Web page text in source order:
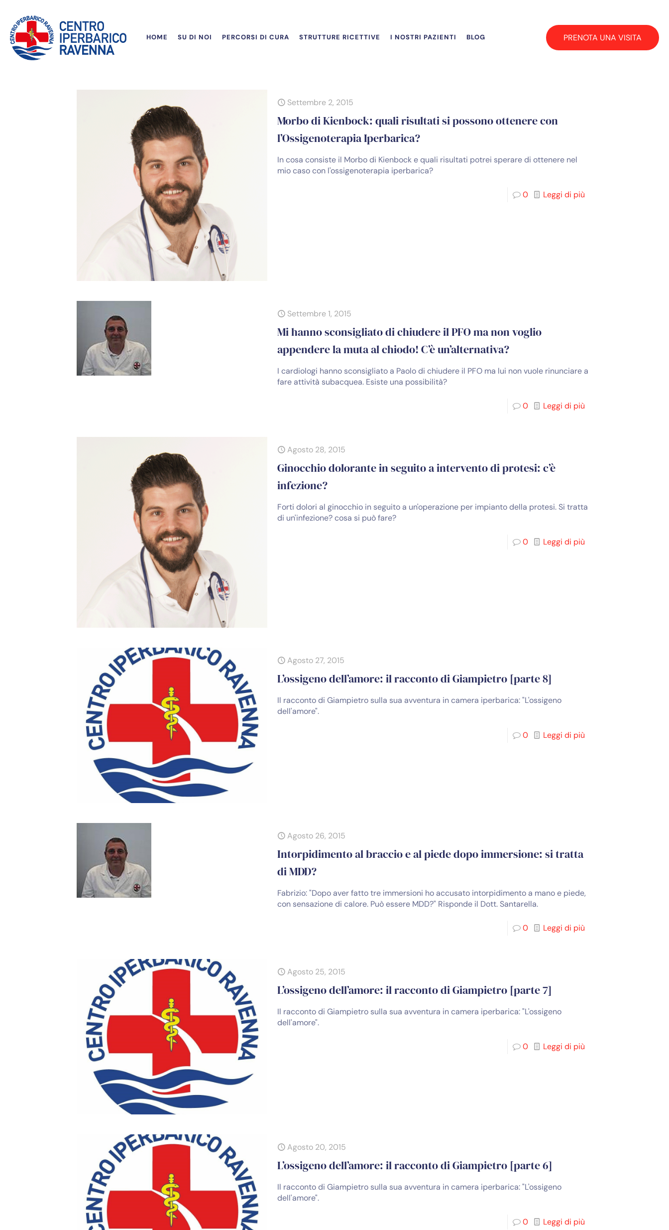
HOME SU DI NOI PERCORSI DI CURA STRUTTURE RICETTIVE I NOSTRI PAZIENTI BLOG PRENOTA UNA VISITA
Settembre 2, 2015
Morbo di Kienbock: quali risultati si possono ottenere con
l’Ossigenoterapia Iperbarica?
In cosa consiste il Morbo di Kienbock e quali risultati potrei sperare di ottenere nel
mio caso con l'ossigenoterapia iperbarica?
0 Leggi di più
Settembre 1, 2015
Mi hanno sconsigliato di chiudere il PFO ma non voglio
appendere la muta al chiodo! C’è un’alternativa?
I cardiologi hanno sconsigliato a Paolo di chiudere il PFO ma lui non vuole rinunciare a
fare attività subacquea. Esiste una possibilità?
0 Leggi di più
Agosto 28, 2015
Ginocchio dolorante in seguito a intervento di protesi: c’è
infezione?
Forti dolori al ginocchio in seguito a un'operazione per impianto della protesi. Si tratta
di un'infezione? cosa si può fare?
0 Leggi di più
Agosto 27, 2015
L’ossigeno dell’amore: il racconto di Giampietro [parte 8]
Il racconto di Giampietro sulla sua avventura in camera iperbarica: "L'ossigeno
dell'amore".
0 Leggi di più
Agosto 26, 2015
Intorpidimento al braccio e al piede dopo immersione: si tratta
di MDD?
Fabrizio: "Dopo aver fatto tre immersioni ho accusato intorpidimento a mano e piede,
con sensazione di calore. Può essere MDD?" Risponde il Dott. Santarella.
0 Leggi di più
Agosto 25, 2015
L’ossigeno dell’amore: il racconto di Giampietro [parte 7]
Il racconto di Giampietro sulla sua avventura in camera iperbarica: "L'ossigeno
dell'amore".
0 Leggi di più
Agosto 20, 2015
L’ossigeno dell’amore: il racconto di Giampietro [parte 6]
Il racconto di Giampietro sulla sua avventura in camera iperbarica: "L'ossigeno
dell'amore".
0 Leggi di più